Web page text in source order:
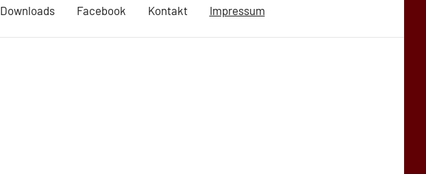
Downloads Facebook Kontakt Impressum